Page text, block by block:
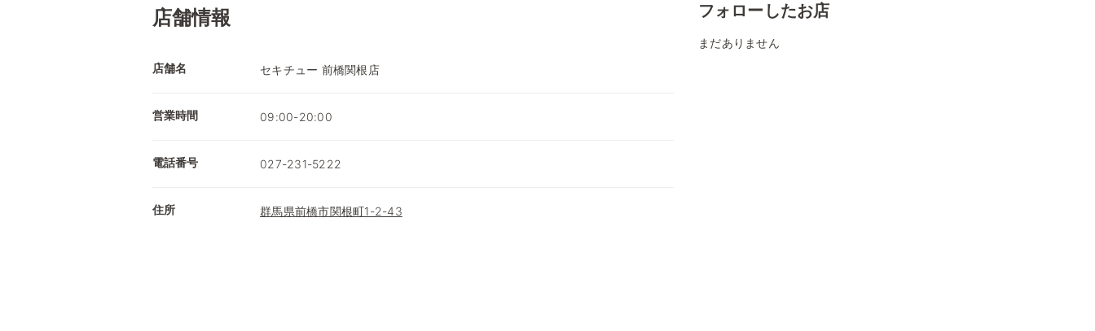
店舗情報
店舗名 セキチュー 前橋関根店
営業時間 09:00-20:00
電話番号 027-231-5222
住所 群馬県前橋市関根町1-2-43
フォローしたお店
まだありません